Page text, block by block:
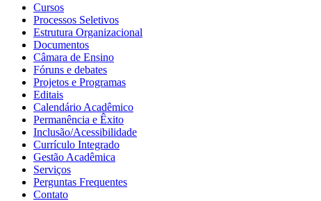
Cursos
Processos Seletivos
Estrutura Organizacional
Documentos
Câmara de Ensino
Fóruns e debates
Projetos e Programas
Editais
Calendário Acadêmico
Permanência e Êxito
Inclusão/Acessibilidade
Currículo Integrado
Gestão Acadêmica
Serviços
Perguntas Frequentes
Contato